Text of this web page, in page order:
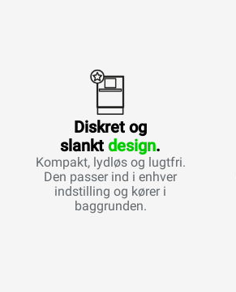
Diskret og
slankt design.
Kompakt, lydløs og lugtfri.
Den passer ind i enhver
indstilling og kører i
baggrunden.